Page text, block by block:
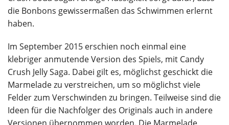
die Bonbons gewissermaßen das Schwimmen erlernt
haben.
Im September 2015 erschien noch einmal eine
klebriger anmutende Version des Spiels, mit Candy
Crush Jelly Saga. Dabei gilt es, möglichst geschickt die
Marmelade zu verstreichen, um so möglichst viele
Felder zum Verschwinden zu bringen. Teilweise sind die
Ideen für die Nachfolger des Originals auch in andere